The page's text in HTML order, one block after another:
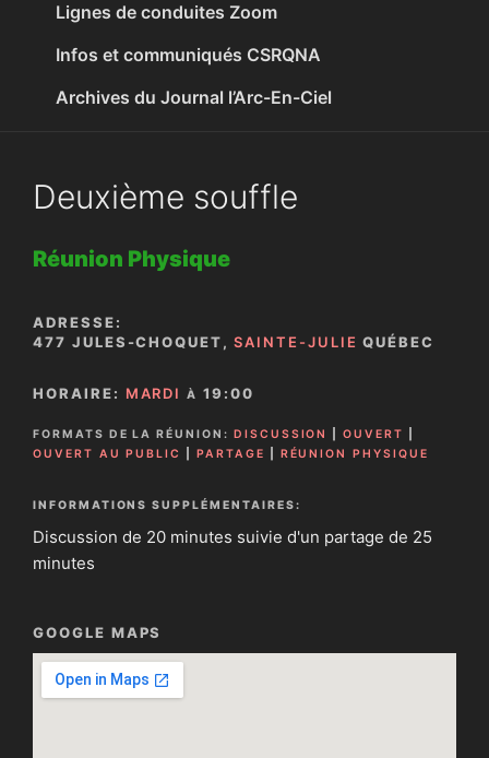
Lignes de conduites Zoom
Infos et communiqués CSRQNA
Archives du Journal l’Arc-En-Ciel
Deuxième souffle
Réunion Physique
ADRESSE:
477 JULES-CHOQUET,SAINTE-JULIE QUÉBEC
HORAIRE: MARDI À 19:00
FORMATS DE LA RÉUNION: DISCUSSION |OUVERT
OUVERT AU PUBLIC
|PARTAGE RÉUNION PHYSIQUE
INFORMATIONS SUPPLÉMENTAIRES:
Discussion de 20 minutes suivie d'un partage de 25
minutes
GOOGLE MAPS